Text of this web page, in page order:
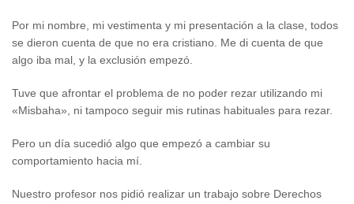
Por mi nombre, mi vestimenta y mi presentación a la clase, todos
se dieron cuenta de que no era cristiano. Me di cuenta de que
algo iba mal, y la exclusión empezó.
Tuve que afrontar el problema de no poder rezar utilizando mi
«Misbaha», ni tampoco seguir mis rutinas habituales para rezar.
Pero un día sucedió algo que empezó a cambiar su
comportamiento hacia mí.
Nuestro profesor nos pidió realizar un trabajo sobre Derechos